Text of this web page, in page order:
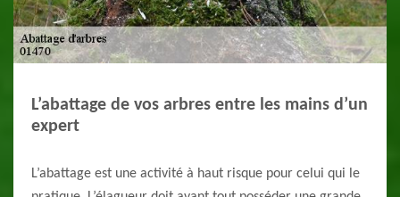
L’abattage de vos arbres entre les mains d’un
expert
L’abattage est une activité à haut risque pour celui qui le